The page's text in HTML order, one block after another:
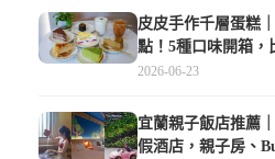
皮皮手作千層蛋糕
點！5種口味開箱，
的台北隱藏版
2026-06-23
宜蘭親子飯店推薦
假酒店，親子房、